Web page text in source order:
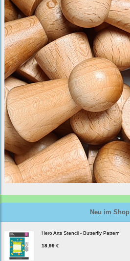
Neu im Shop
Hero Arts Stencil - Butterfly Pattern
18,99 €